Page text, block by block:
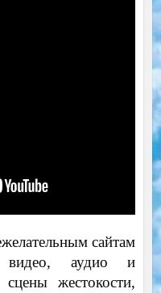
сайтам
видео, аудио и
жестокости,